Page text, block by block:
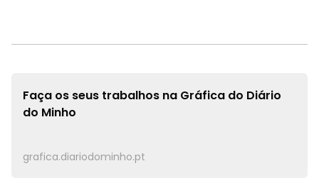
Faça os seus trabalhos na Gráfica do Diário
do Minho
grafica.diariodominho.pt